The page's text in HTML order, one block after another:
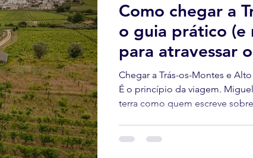
Como chegar a
o guia prático (e
para atravessar
Chegar a Trás-os-Montes e
É o princípio da viagem.
terra como quem escreve